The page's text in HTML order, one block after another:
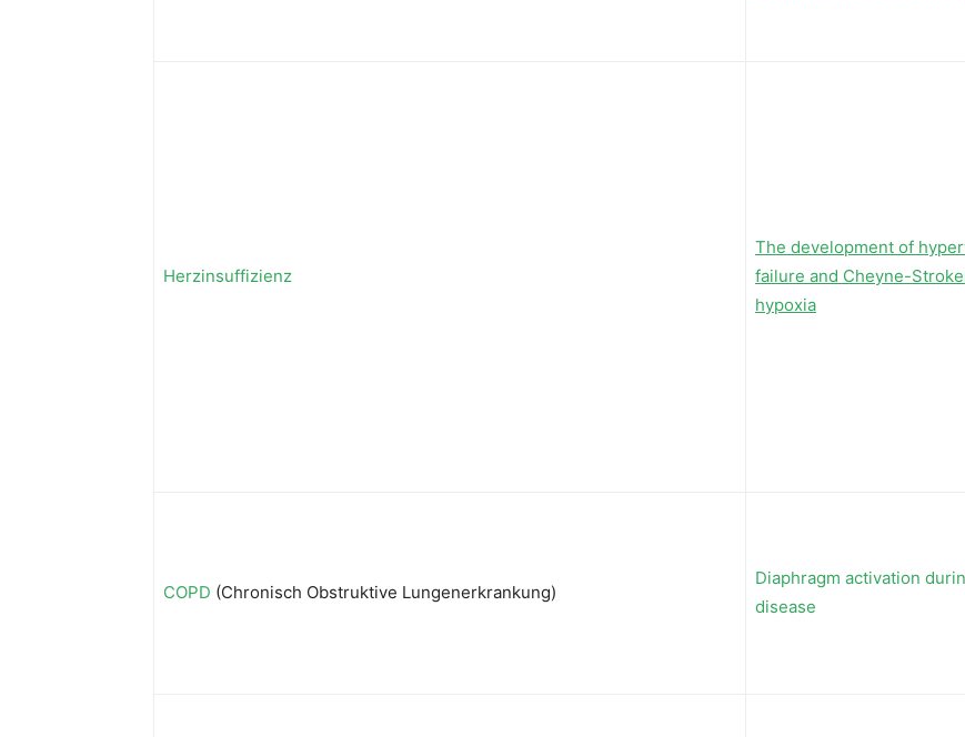
Herzinsuffizienz
The development of
failure and Cheyne-
hypoxia
COPD (Chronisch Obstruktive Lungenerkrankung)
Diaphragm activation
disease